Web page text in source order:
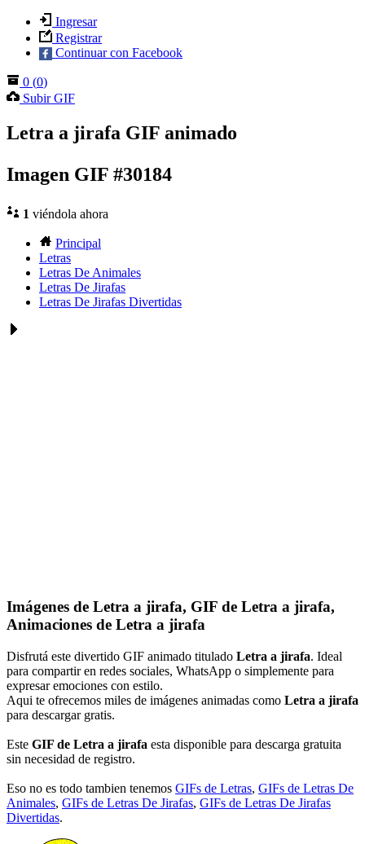
Ingresar
Registrar
Continuar con Facebook
0 (0)
Subir GIF
Letra a jirafa GIF animado
Imagen GIF #30184
1 viéndola ahora
Principal
Letras
Letras De Animales
Letras De Jirafas
Letras De Jirafas Divertidas
Imágenes de Letra a jirafa, GIF de Letra a jirafa,
Animaciones de Letra a jirafa
Disfrutá este divertido GIF animado titulado Letra a jirafa. Ideal
para compartir en redes sociales, WhatsApp o simplemente para
expresar emociones con estilo.
Aqui te ofrecemos miles de imágenes animadas como Letra a jirafa
para descargar gratis.
Este GIF de Letra a jirafa esta disponible para descarga gratuita
sin necesidad de registro.
Eso no es todo tambien tenemos GIFs de Letras, GIFs de Letras De
Animales, GIFs de Letras De Jirafas, GIFs de Letras De Jirafas
Divertidas.